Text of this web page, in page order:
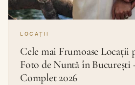
LOCAȚII
Cele mai Frumoase Locații
Foto de Nuntă în
Complet 2026